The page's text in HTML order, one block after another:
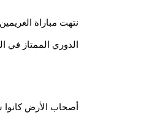
الدوري الممتاز في
أصحاب الأرض